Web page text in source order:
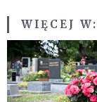
WIĘCEJ W: